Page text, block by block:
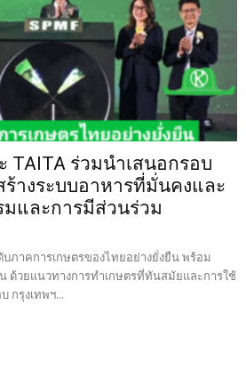
TAITA ร่วมนำเสนอกรอบ
างระบบอาหารที่มั่นคงและ
และการมีส่วนร่วม
ภาคการเกษตรของไทยอย่างยั่งยืน พร้อม
ด้วยแนวทางการทำเกษตรที่ทันสมัยและการใช้
กรุงเทพฯ...